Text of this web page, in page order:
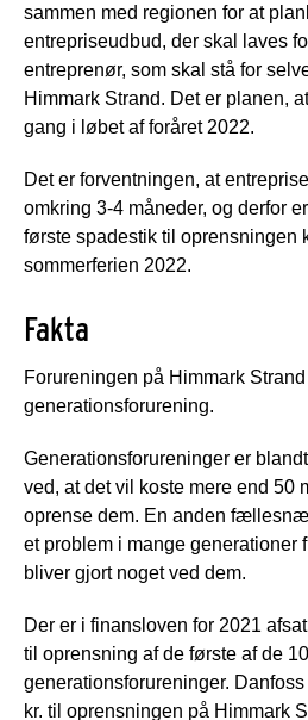
sammen med regionen for at
entrepriseudbud, der skal laves
entreprenør, som skal stå for
Himmark Strand. Det er planen,
gang i løbet af foråret 2022.
Det er forventningen, at
omkring 3-4 måneder, og derfor
første spadestik til oprensningen
sommerferien 2022.
Fakta
Forureningen på Himmark
generationsforurening.
Generationsforureninger er
ved, at det vil koste mere end 50
oprense dem. En anden
et problem i mange generationer
bliver gjort noget ved dem.
Der er i finansloven for 2021
til oprensning af de første af de
generationsforureninger.
kr. til oprensningen på Himmark